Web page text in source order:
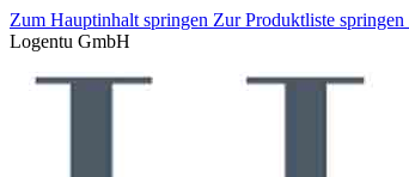
Zum Hauptinhalt springen Zur Produktliste springen
Logentu GmbH